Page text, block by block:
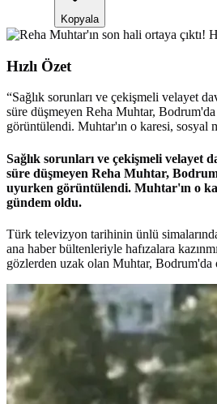
Kopyala
Hızlı Özet
“Sağlık sorunları ve çekişmeli velayet
süre düşmeyen Reha Muhtar,
görüntülendi. Muhtar'ın o karesi, sosyal
Sağlık sorunları ve çekişmeli velayet
süre düşmeyen Reha Muhtar,
uyurken görüntülendi. Muhtar'ın o
gündem oldu.
Türk televizyon tarihinin ünlü
ana haber bültenleriyle hafızalara
gözlerden uzak olan Muhtar, Bodrum'da